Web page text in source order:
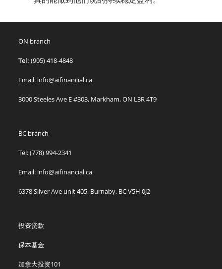
ON branch
Tel:(905) 418-4848
Email: info@aifinancial.ca
3000 Steeles Ave E #303, Markham, ON L3R 4T9
BC branch
Tel: (778) 994-2341
Email: info@aifinancial.ca
6378 Silver Ave unit 405, Burnaby, BC V5H 0J2
投资贷款
保本基金
加拿大投资101